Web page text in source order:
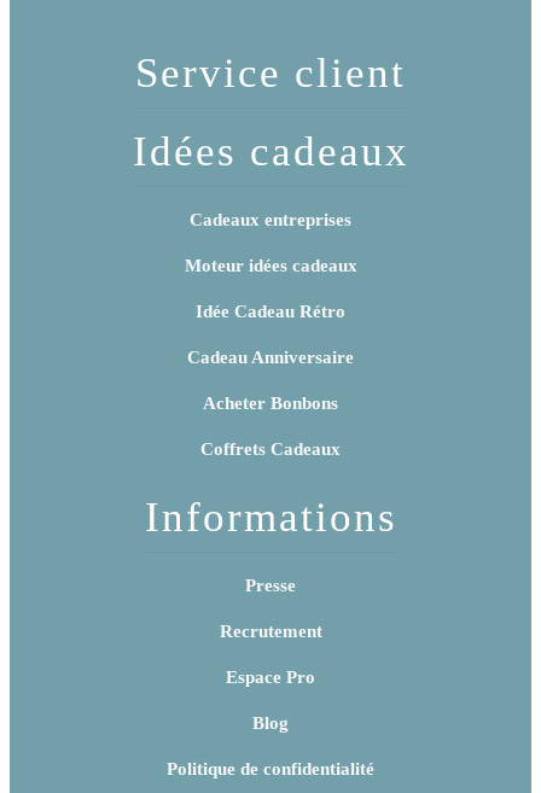
Service client
Idées cadeaux
Cadeaux entreprises
Moteur idées cadeaux
Idée Cadeau Rétro
Cadeau Anniversaire
Acheter Bonbons
Coffrets Cadeaux
Informations
Presse
Recrutement
Espace Pro
Blog
Politique de confidentialité